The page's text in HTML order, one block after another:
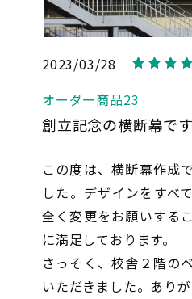
2023/03/28
オーダー商品23
創立記念の横断幕です
この度は、横断幕作成
した。デザインをすべ
全く変更をお願いする
に満足しております。
さっそく、校舎２階の
いただきました。あり